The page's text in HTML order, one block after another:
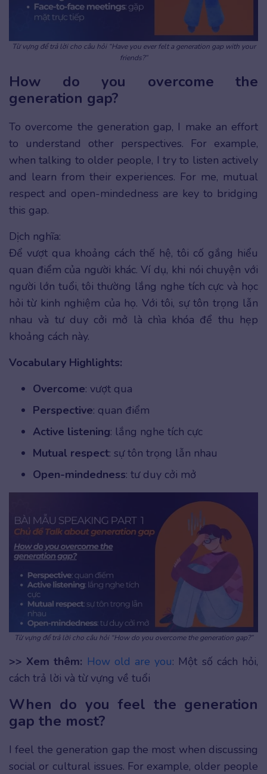
Từ vựng để trả lời cho câu hỏi “Have you ever felt a generation gap with your
friends?”
How do you overcome the
generation gap?
To overcome the generation gap, I make an effort
to understand other perspectives. For example,
when talking to older people, I try to listen actively
and learn from their experiences. For me, mutual
respect and open-mindedness are key to bridging
this gap.
Dịch nghĩa:
Để vượt qua khoảng cách thế hệ, tôi cố gắng hiểu
quan điểm của người khác. Ví dụ, khi nói chuyện với
người lớn tuổi, tôi thường lắng nghe tích cực và học
hỏi từ kinh nghiệm của họ. Với tôi, sự tôn trọng lẫn
nhau và tư duy cởi mở là chìa khóa để thu hẹp
khoảng cách này.
Vocabulary Highlights:
Overcome: vượt qua
Perspective: quan điểm
Active listening: lắng nghe tích cực
Mutual respect: sự tôn trọng lẫn nhau
Open-mindedness: tư duy cởi mở
Từ vựng để trả lời cho câu hỏi “How do you overcome the generation gap?”
>> Xem thêm: How old are you: Một số cách hỏi,
cách trả lời và từ vựng về tuổi
When do you feel the generation
gap the most?
I feel the generation gap the most when discussing
social or cultural issues. For example, older people